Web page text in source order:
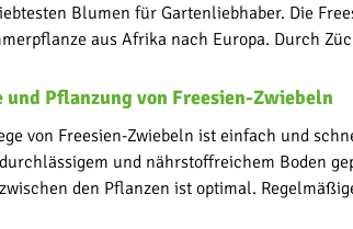
Blumen für Gartenliebhaber. Die
aus Afrika nach Europa. Durch
und Pflanzung von Freesien-Zwiebeln
von Freesien-Zwiebeln ist einfach und
und nährstoffreichem Boden
den Pflanzen ist optimal.